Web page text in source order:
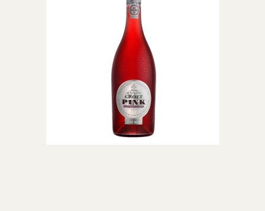
vintage år. I erklærede vintage år, laver Taylor’s vin på alle
deres markers druer. Taylor’s er især kendt for deres høje
kvalitet på vintage portvine, men også deres mange gamle
fade fuld af tawny. En vin som de jævnligt tapper i
specialudgaver. Eksempelvis tappede de en Very Very Old
Tawny Port, i anledning af Dronning Elizabeth IIs